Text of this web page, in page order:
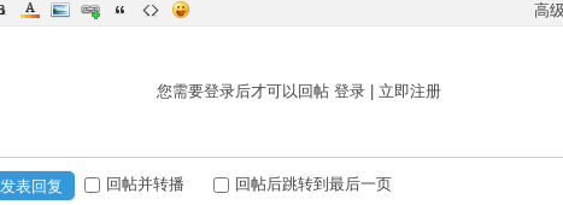
高
您需要登录后才可以回帖 登录| 立即注册
发表回复 回帖并转播 回帖后跳转到最后一页